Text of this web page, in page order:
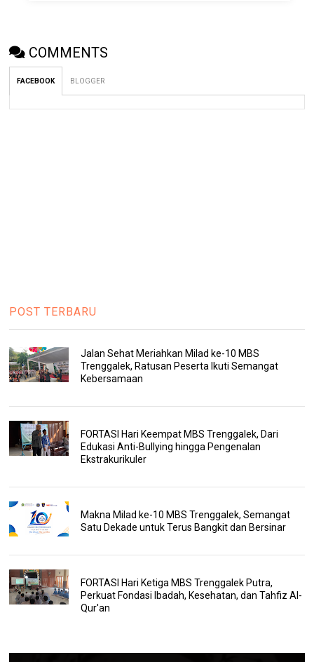
COMMENTS
FACEBOOK BLOGGER
POST TERBARU
Jalan Sehat Meriahkan Milad ke-10 MBS
Trenggalek, Ratusan Peserta Ikuti Semangat
Kebersamaan
FORTASI Hari Keempat MBS Trenggalek, Dari
Edukasi Anti-Bullying hingga Pengenalan
Ekstrakurikuler
Makna Milad ke-10 MBS Trenggalek, Semangat
Satu Dekade untuk Terus Bangkit dan Bersinar
FORTASI Hari Ketiga MBS Trenggalek Putra,
Perkuat Fondasi Ibadah, Kesehatan, dan Tahfiz Al-
Qur'an